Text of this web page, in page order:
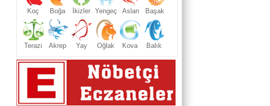
Koç Boğa İkizler Yengeç Aslan Başak
Terazi Akrep Yay Oğlak Kova Balık